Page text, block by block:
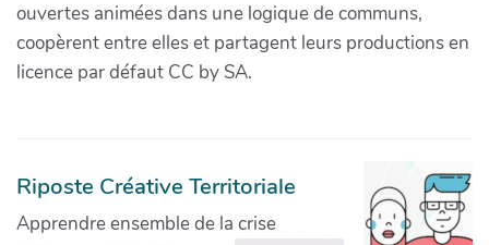
ouvertes animées dans une logique de communs,
coopèrent entre elles et partagent leurs productions en
licence par défaut CC by SA.
Riposte Créative Territoriale
Apprendre ensemble de la crise